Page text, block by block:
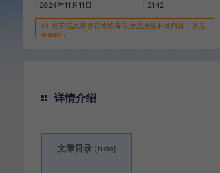
2024年11月11日
2142
当前信息若含有黄赌毒等违法违规不良内容，请点
此举报！
详情介绍
文章目录 [hide]